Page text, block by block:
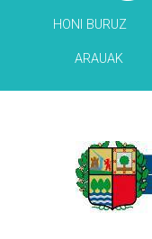
HONI BURUZ
ARAUAK